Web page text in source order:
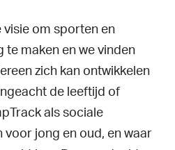
visie om sporten en
te maken en we vinden
zich kan ontwikkelen
de leeftijd of
als sociale
jong en oud, en waar